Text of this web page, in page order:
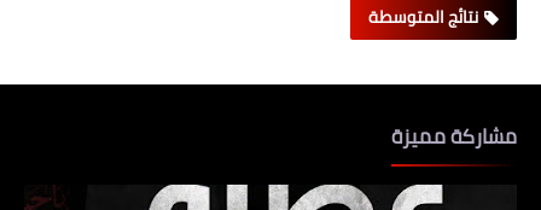
نتائج المتوسطة
مشاركة مميزة